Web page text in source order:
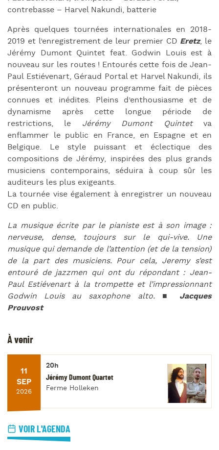
contrebasse – Harvel Nakundi, batterie
Après quelques tournées internationales en 2018-
2019 et l’enregistrement de leur premier CD Eretz, le
Jérémy Dumont Quintet feat. Godwin Louis est à
nouveau sur les routes ! Entourés cette fois de Jean-
Paul Estiévenart, Géraud Portal et Harvel Nakundi, ils
présenteront un nouveau programme fait de pièces
connues et inédites. Pleins d’enthousiasme et de
dynamisme après cette longue période de
restrictions, le Jérémy Dumont Quintetva
enflammer le public en France, en Espagne et en
Belgique. Le style puissant et éclectique des
compositions de Jérémy, inspirées des plus grands
musiciens contemporains, séduira à coup sûr les
auditeurs les plus exigeants.
La tournée vise également à enregistrer un nouveau
CD en public.
La musique écrite par le pianiste est à son image :
nerveuse, dense, toujours sur le qui-vive. Une
musique qui demande de l’attention (et de la tension)
de la part des musiciens. Pour cela, Jeremy s’est
entouré de jazzmen qui ont du répondant : Jean-
Paul Estiévenart à la trompette et l’impressionnant
Godwin Louis au saxophone alto. ■ Jacques
Prouvost
À venir
11
SEP
2026
20h
Jérémy Dumont Quartet
Ferme Holleken
VOIR L'AGENDA